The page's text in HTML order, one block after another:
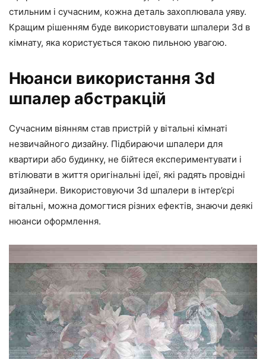
стильним і сучасним, кожна деталь захоплювала уяву.
Кращим рішенням буде використовувати шпалери 3d в
кімнату, яка користується такою пильною увагою.
Нюанси використання 3d
шпалер абстракцій
Сучасним віянням став пристрій у вітальні кімнаті
незвичайного дизайну. Підбираючи шпалери для
квартири або будинку, не бійтеся експериментувати і
втілювати в життя оригінальні ідеї, які радять провідні
дизайнери. Використовуючи 3d шпалери в інтер’єрі
вітальні, можна домогтися різних ефектів, знаючи деякі
нюанси оформлення.